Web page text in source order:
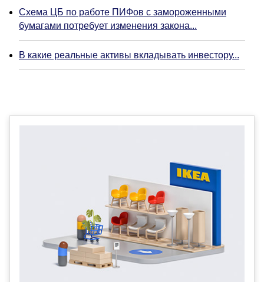
Схема ЦБ по работе ПИФов с замороженными
бумагами потребует изменения закона...
В какие реальные активы вкладывать инвестору...